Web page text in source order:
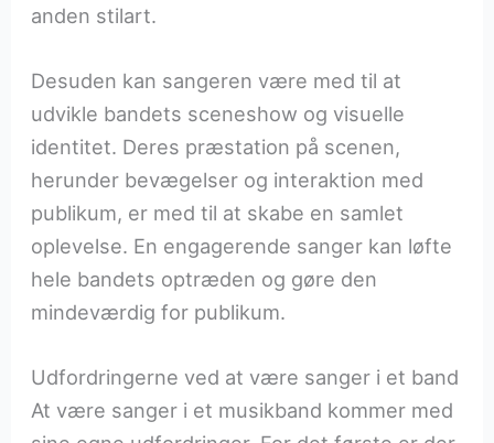
anden stilart.
Desuden kan sangeren være med til at
udvikle bandets sceneshow og visuelle
identitet. Deres præstation på scenen,
herunder bevægelser og interaktion med
publikum, er med til at skabe en samlet
oplevelse. En engagerende sanger kan løfte
hele bandets optræden og gøre den
mindeværdig for publikum.
Udfordringerne ved at være sanger i et band
At være sanger i et musikband kommer med